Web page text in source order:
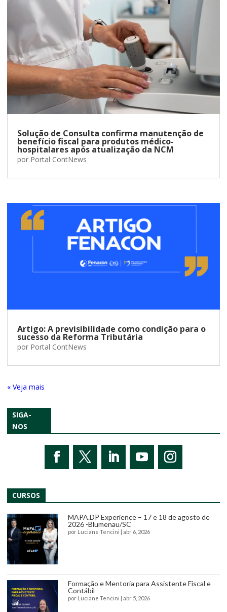
Solução de Consulta confirma manutenção de
benefício fiscal para produtos médico-
hospitalares após atualização da NCM
por Portal ContNews
Artigo: A previsibilidade como condição para o
sucesso da Reforma Tributária
por Portal ContNews
« Entradas Antigas
SIGA-
NOS
CURSOS
MAPA.DP Experience – 17 e 18 de agosto de
2026 -Blumenau/SC
por Luciane Tencini | abr 6, 2026
Formação e Mentoria para Assistente Fiscal e
Contábil
por Luciane Tencini | abr 5, 2026